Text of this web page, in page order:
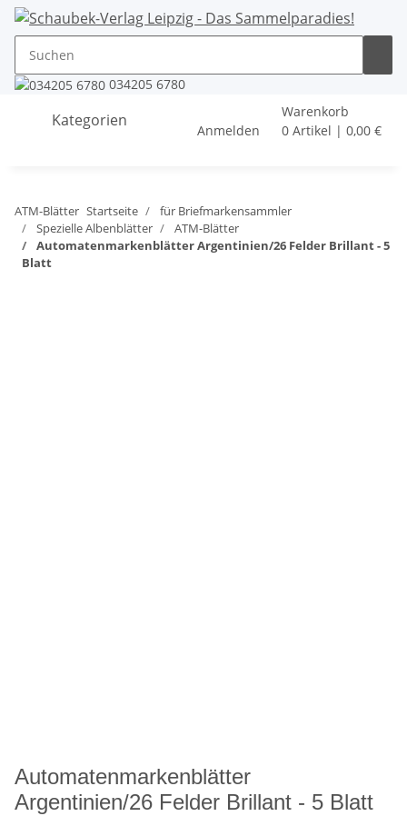
034205 6780
Kategorien
Anmelden
Warenkorb
0 Artikel | 0,00 €
ATM-Blätter Startseite
für Briefmarkensammler
Spezielle Albenblätter
ATM-Blätter
Automatenmarkenblätter Argentinien/26 Felder Brillant - 5
Blatt
Automatenmarkenblätter
Argentinien/26 Felder Brillant - 5 Blatt